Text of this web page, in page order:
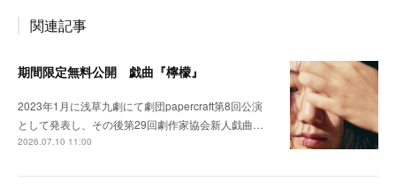
関連記事
期間限定無料公開 戯曲『檸檬』
2023年1月に浅草九劇にて劇団papercraft第8回公演
として発表し、その後第29回劇作家協会新人戯曲…
2026.07.10 11:00